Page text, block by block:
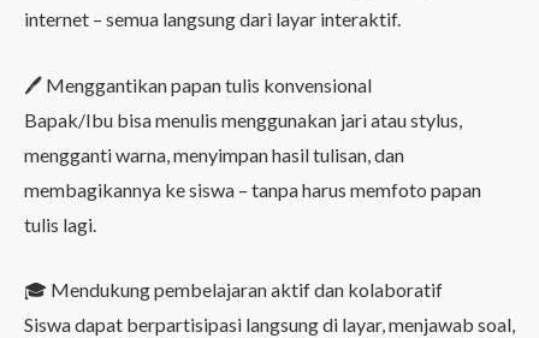
internet – semua langsung dari layar interaktif.
🖊️ Menggantikan papan tulis konvensional
Bapak/Ibu bisa menulis menggunakan jari atau stylus,
mengganti warna, menyimpan hasil tulisan, dan
membagikannya ke siswa – tanpa harus memfoto papan
tulis lagi.
🎓 Mendukung pembelajaran aktif dan kolaboratif
Siswa dapat berpartisipasi langsung di layar, menjawab soal,